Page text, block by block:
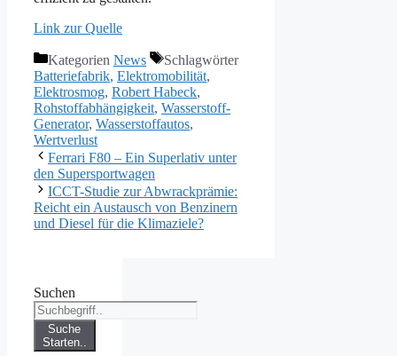
Link zur Quelle
Kategorien News
Schlagwörter
Batteriefabrik, Elektromobilität,
Elektrosmog, Robert Habeck,
Rohstoffabhängigkeit, Wasserstoff-
Generator, Wasserstoffautos,
Wertverlust
Ferrari F80 – Ein Superlativ unter
den Supersportwagen
ICCT-Studie zur Abwrackprämie:
Reicht ein Austausch von Benzinern
und Diesel für die Klimaziele?
Suchen
Suche
Starten..